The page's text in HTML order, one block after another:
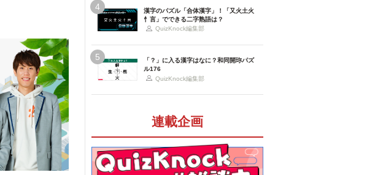
4
漢字のパズル「合体漢字」！「又火土火
忄言」でできる二字熟語は？
QuizKnock編集部
5
「？」に入る漢字はなに？和同開珎パズ
ル176
QuizKnock編集部
連載企画